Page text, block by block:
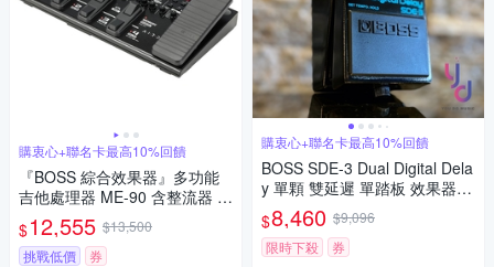
購衷心+聯名卡最高10%回饋
『BOSS 綜合效果器』多功能
吉他處理器 ME-90 含整流器 /
公司貨二年保固
$12,555 $13,500
挑戰低價
券
購衷心+聯名卡最高10%回饋
BOSS SDE-3 Dual Digital Dela
y 單顆 雙延遲 單踏板 效果器
公司貨 五年保固
$8,460 $9,096
限時下殺
券